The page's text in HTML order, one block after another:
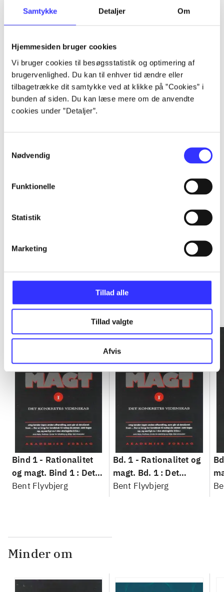
Samtykke Detaljer Om
Hjemmesiden bruger cookies
Vi bruger cookies til besøgsstatistik og optimering af
brugervenlighed. Du kan til enhver tid ændre eller
tilbagetrække dit samtykke ved at klikke på ”Cookies” i
bunden af siden. Du kan læse mere om de anvendte
cookies under ”Detaljer”.
Nødvendig
Funktionelle
Statistik
Marketing
Tillad alle
Tillad valgte
Afvis
Alle registrerede artikler fordelt på udgivelser
...
...
Rationalitet og magt
Gå til serien
Bind 1 - Rationalitet
og magt. Bind 1 : Det
konkretes videnskab
Bent Flyvbjerg
Bd. 1 - Rationalitet og
magt. Bd. 1 : Det
konkretes videnskab
Bent Flyvbjerg
Minder om